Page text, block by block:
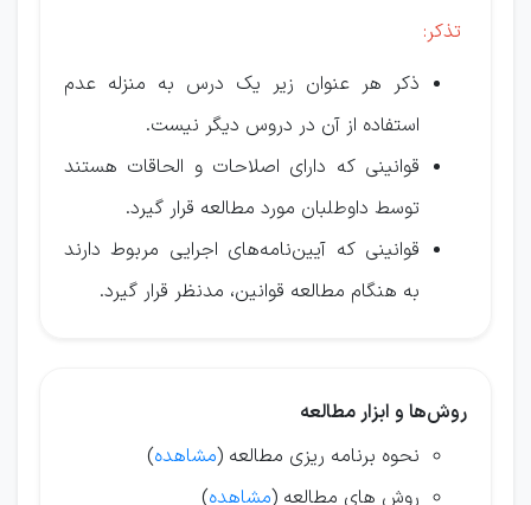
تذکر:
ذکر هر عنوان زیر یک درس به منزله عدم
استفاده از آن در دروس دیگر نیست.
قوانینی که دارای اصلاحات و الحاقات هستند
توسط داوطلبان مورد مطالعه قرار گیرد.
قوانینی که آیین‌نامه‌های اجرایی مربوط دارند
به هنگام مطالعه قوانین، مدنظر قرار گیرد.
روش‌ها و ابزار مطالعه
نحوه برنامه ریزی مطالعه (مشاهده)
روش های مطالعه (مشاهده)